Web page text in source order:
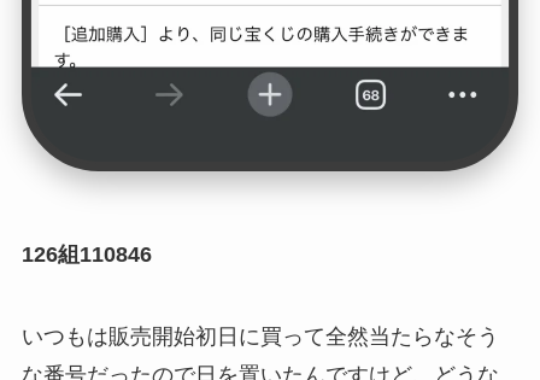
126組110846
いつもは販売開始初日に買って全然当たらなそう